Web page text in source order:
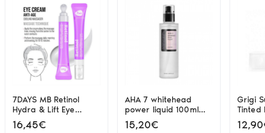
7DAYS MB Retinol
Hydra & Lift Εye
Concetrate 18ml
16,45€
AHA 7 whitehead
power liquid 100ml
Cosrx
15,20€
Grigi
Tinted
SPF30